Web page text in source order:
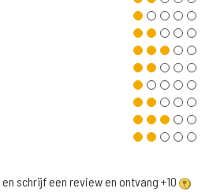
en schrijf een review en ontvang +10